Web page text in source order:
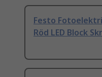
Festo
Röd LED Block